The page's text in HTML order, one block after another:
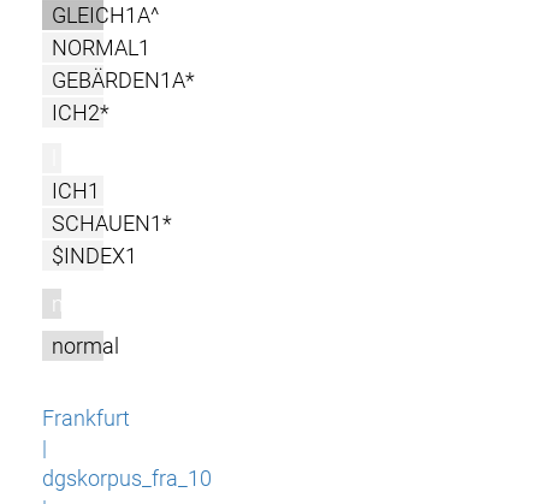
GLEICH1A^
NORMAL1
GEBÄRDEN1A*
ICH2*
ICH1
SCHAUEN1*
$INDEX1
m
normal
Frankfurt
|
dgskorpus_fra_10